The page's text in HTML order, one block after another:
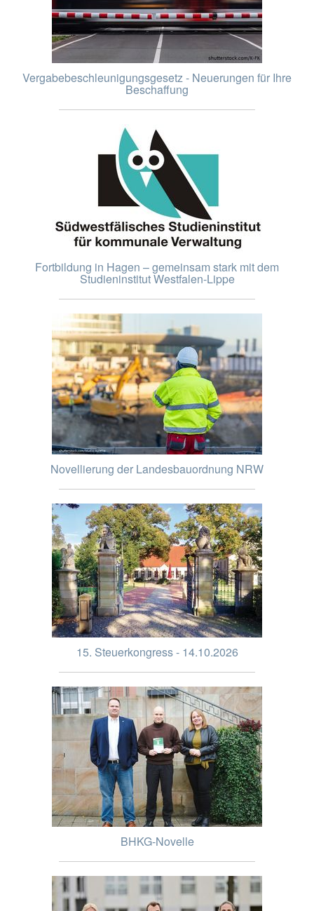
Vergabebeschleunigungsgesetz - Neuerungen für Ihre
Beschaffung
Fortbildung in Hagen – gemeinsam stark mit dem
Studieninstitut Westfalen-Lippe
Novellierung der Landesbauordnung NRW
15. Steuerkongress - 14.10.2026
BHKG-Novelle